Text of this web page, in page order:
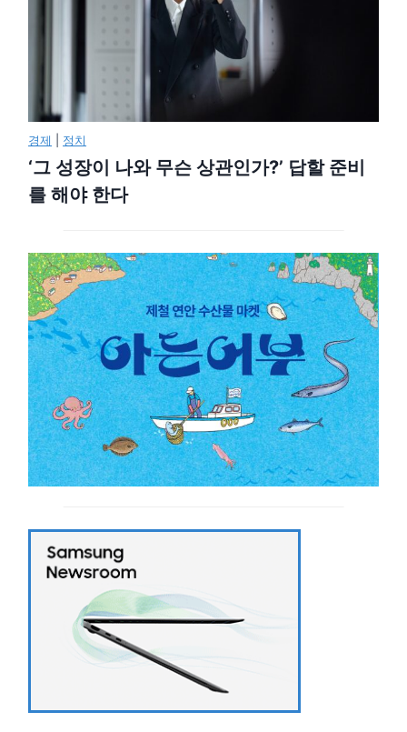
경제 정치
‘그 성장이 나와 무슨 상관인가?’ 답할 준비
를 해야 한다